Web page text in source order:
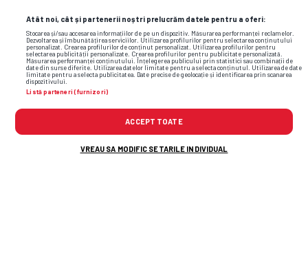
Atât noi, cât și partenerii noștri prelucrăm datele pentru a oferi:
Stocarea și/sau accesarea informațiilor de pe un dispozitiv. Măsurarea performanței reclamelor.
Dezvoltarea și îmbunătățirea serviciilor. Utilizarea profilurilor pentru selectarea conținutului
personalizat. Crearea profilurilor de conținut personalizat. Utilizarea profilurilor pentru
selectarea publicității personalizate. Crearea profilurilor pentru publicitate personalizată.
Măsurarea performanței conținutului. Înțelegerea publicului prin statistici sau combinații de
date din surse diferite. Utilizarea datelor limitate pentru a selecta conținutul. Utilizarea de date
limitate pentru a selecta publicitatea. Date precise de geolocație și identificarea prin scanarea
dispozitivului.
Listă parteneri (furnizori)
ACCEPT TOATE
VREAU SA MODIFIC SETARILE INDIVIDUAL